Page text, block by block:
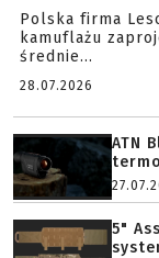
Polska firma
kamuflażu
średnie...
28.07.2026
ATN
5"